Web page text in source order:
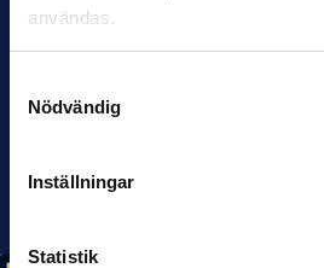
användas.
Nödvändig
Inställningar
Statistik